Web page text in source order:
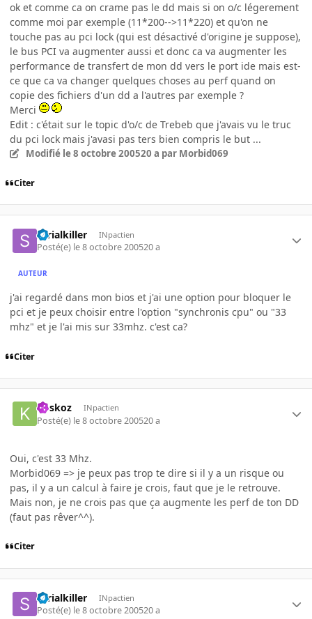
ok et comme ca on crame pas le dd mais si on o/c légerement
comme moi par exemple (11*200-->11*220) et qu'on ne
touche pas au pci lock (qui est désactivé d'origine je suppose),
le bus PCI va augmenter aussi et donc ca va augmenter les
performance de transfert de mon dd vers le port ide mais est-
ce que ca va changer quelques choses au perf quand on
copie des fichiers d'un dd a l'autres par exemple ?
Merci
Edit : c'était sur le topic d'o/c de Trebeb que j'avais vu le truc
du pci lock mais j'avasi pas ters bien compris le but ...
Modifié le 8 octobre 200520 a par Morbid069
Citer
serialkiller INpactien
Posté(e) le 8 octobre 200520 a
AUTEUR
j'ai regardé dans mon bios et j'ai une option pour bloquer le
pci et je peux choisir entre l'option "synchronis cpu" ou "33
mhz" et je l'ai mis sur 33mhz. c'est ca?
Citer
koskoz INpactien
Posté(e) le 8 octobre 200520 a
Oui, c'est 33 Mhz.
Morbid069 => je peux pas trop te dire si il y a un risque ou
pas, il y a un calcul à faire je crois, faut que je le retrouve.
Mais non, je ne crois pas que ça augmente les perf de ton DD
(faut pas rêver^^).
Citer
serialkiller INpactien
Posté(e) le 8 octobre 200520 a